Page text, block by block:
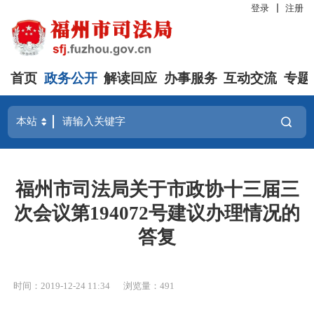
登录 注册
首页 政务公开 解读回应 办事服务 互动交流 专题
福州市司法局关于市政协十三届三
次会议第194072号建议办理情况的
答复
时间：2019-12-24 11:34 浏览量：491